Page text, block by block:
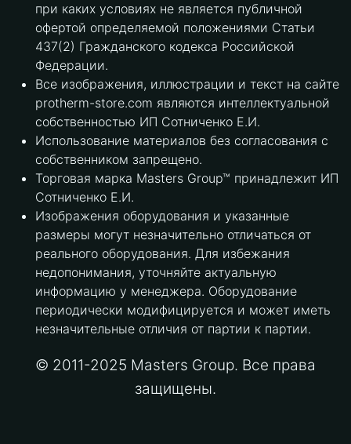
при каких условиях не является публичной
офертой определяемой положениями Статьи
437(2) Гражданского кодекса Российской
Федерации.
Все изображения, иллюстрации и текст на сайте
protherm-store.com являются интеллектуальной
собственностью ИП Сотниченко Е.И.
Использование материалов без согласования с
собственником запрещено.
Торговая марка Masters Group™ принадлежит ИП
Сотниченко Е.И.
Изображения оборудования и указанные
размеры могут незначительно отличаться от
реального оборудования. Для избежания
недопонимания, уточняйте актуальную
информацию у менеджера. Оборудование
периодически модифицируется и может иметь
незначительные отличия от партии к партии.
© 2011-2025 Masters Group. Все права
защищены.